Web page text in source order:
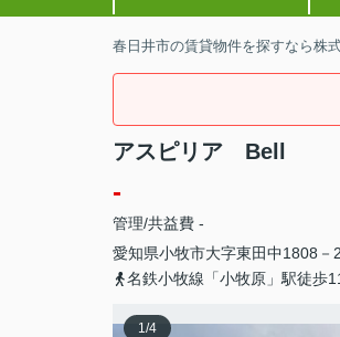
春日井市の賃貸物件を探すなら株
アスピリア Bell
-
管理/共益費 -
愛知県小牧市大字東田中1808－2
名鉄小牧線「小牧原」駅徒歩
1/4